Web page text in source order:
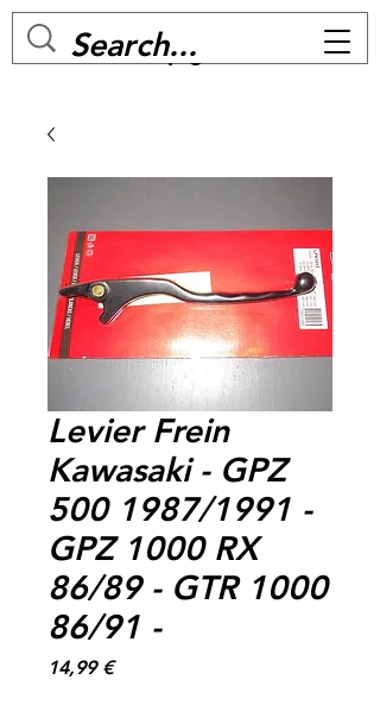
MC BIKE Perpignan
Levier Frein
Kawasaki - GPZ
500 1987/1991 -
GPZ 1000 RX
86/89 - GTR 1000
86/91 -
14,99 €Prix